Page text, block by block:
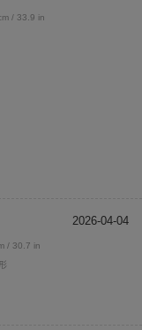
/ 33.9 in
2026-04-04
/ 30.7 in